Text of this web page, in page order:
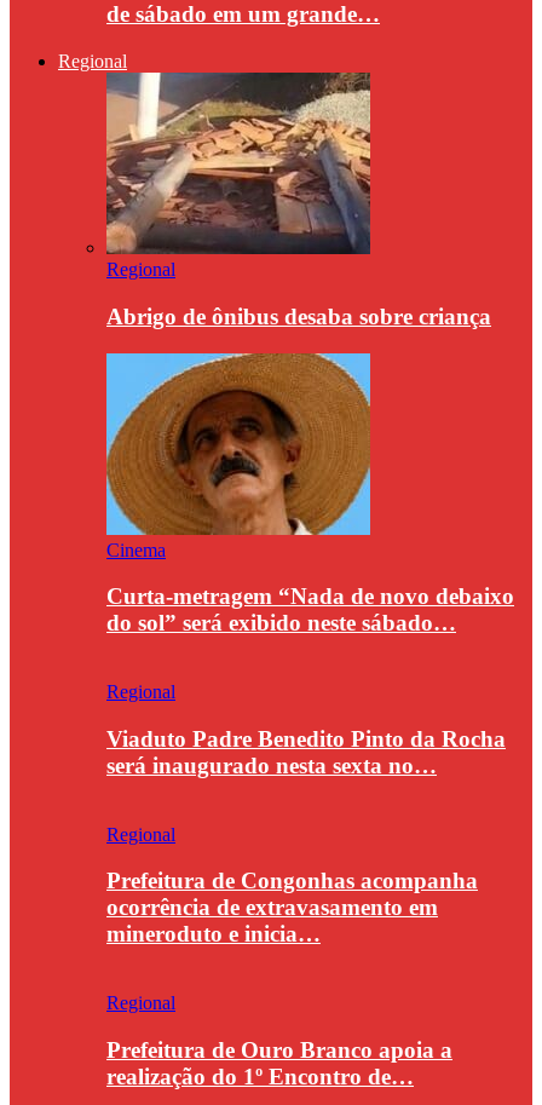
de sábado em um grande…
Regional
Regional
Abrigo de ônibus desaba sobre criança
Cinema
Curta-metragem “Nada de novo debaixo
do sol” será exibido neste sábado…
Regional
Viaduto Padre Benedito Pinto da Rocha
será inaugurado nesta sexta no…
Regional
Prefeitura de Congonhas acompanha
ocorrência de extravasamento em
mineroduto e inicia…
Regional
Prefeitura de Ouro Branco apoia a
realização do 1º Encontro de…